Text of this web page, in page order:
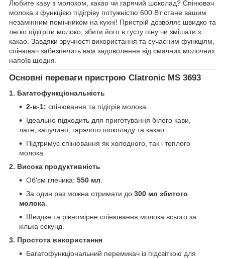
Любите каву з молоком, какао чи гарячий шоколад? Спінювач
молока з функцією підігріву потужністю 600 Вт стане вашим
незамінним помічником на кухні! Пристрій дозволяє швидко та
легко підігріти молоко, збити його в густу піну чи змішати з
какао. Завдяки зручності використання та сучасним функціям,
спінювач забезпечить вам задоволення від смачних молочних
напоїв щодня.
Основні переваги пристрою Clatronic MS 3693
1. Багатофункціональність
2-в-1: спінювання та підігрів молока.
Ідеально підходить для приготування білого кави,
лате, капучино, гарячого шоколаду та какао.
Підтримує спінювання як холодного, так і теплого
молока.
2. Висока продуктивність
Об'єм глечика: 550 мл
За один раз можна отримати до 300 мл збитого
молока
Швидке та рівномірне спінювання молока всього за
кілька секунд.
3. Простота використання
Багатофункціональний перемикач із підсвіткою для